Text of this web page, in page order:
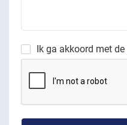
Ik ga akkoord met de